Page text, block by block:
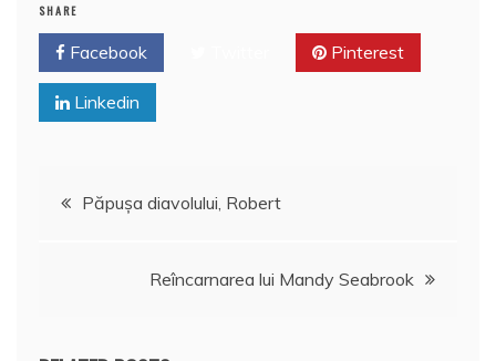
k
ă
SHARE
Facebook Pinterest
Linkedin
Navigare
Păpuşa diavolului, Robert
Reîncarnarea lui Mandy Seabrook